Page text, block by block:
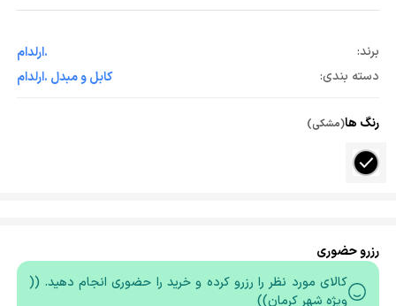
برند:
.ارلدام
دسته بندی:
کابل و مبدل .ارلدام
رنگ ها(مشکی)
رزرو حضوری
کالای مورد نظر را رزرو کرده و خرید را حضوری انجام دهید. ((
ویژه شهر کرمان))